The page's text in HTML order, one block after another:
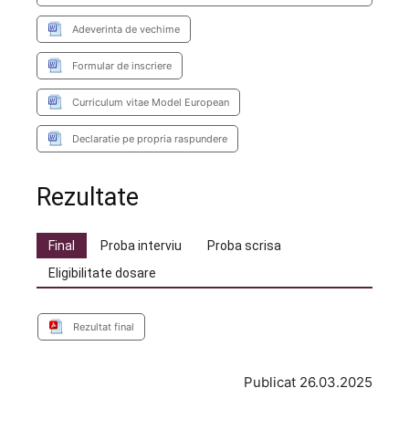
Adeverinta de vechime
Formular de inscriere
Curriculum vitae Model European
Declaratie pe propria raspundere
Rezultate
Final Proba interviu
Proba scrisa
Eligibilitate dosare
Rezultat final
Publicat 26.03.2025